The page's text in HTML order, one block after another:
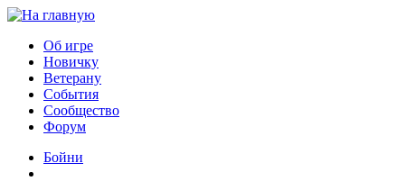
Об игре
Новичку
Ветерану
События
Сообщество
Форум
Бойни